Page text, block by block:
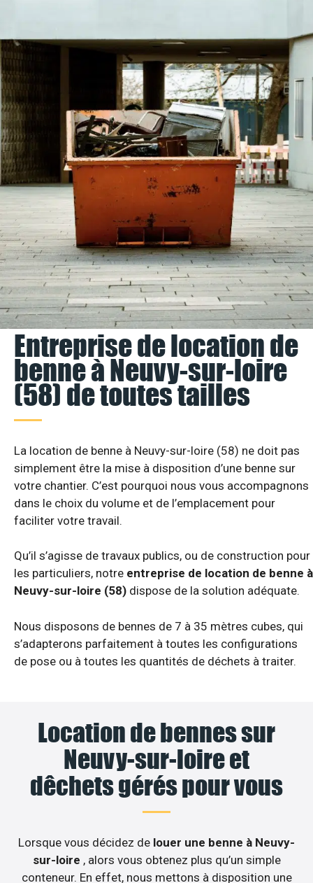
Entreprise de location de
benne à Neuvy-sur-loire
(58) de toutes tailles
La location de benne à Neuvy-sur-loire (58) ne doit pas
simplement être la mise à disposition d’une benne sur
votre chantier. C’est pourquoi nous vous accompagnons
dans le choix du volume et de l’emplacement pour
faciliter votre travail.
Qu’il s’agisse de travaux publics, ou de construction pour
les particuliers, notre entreprise de location de benne à
Neuvy-sur-loire (58) dispose de la solution adéquate.
Nous disposons de bennes de 7 à 35 mètres cubes, qui
s’adapterons parfaitement à toutes les configurations
de pose ou à toutes les quantités de déchets à traiter.
Location de bennes sur
Neuvy-sur-loire et
dêchets gérés pour vous
Lorsque vous décidez de louer une benne à Neuvy-
sur-loire , alors vous obtenez plus qu’un simple
conteneur. En effet, nous mettons à disposition une